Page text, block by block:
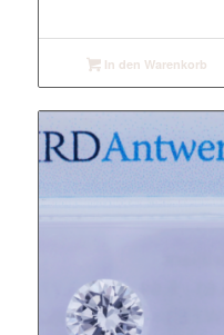
In den Warenkorb